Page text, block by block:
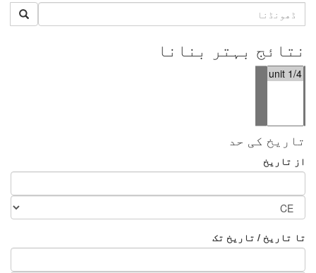
نتائج بہتر بنانا
تاریخ کی حد
از تاریخ
تا تاریخ / تاریخ تک